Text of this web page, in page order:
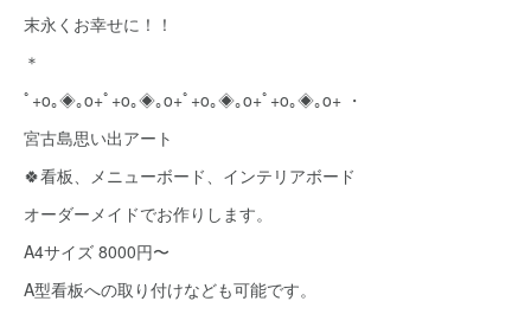
末永くお幸せに！！
＊
ﾟ+o｡◈｡o+ﾟ+o｡◈｡o+ﾟ+o｡◈｡o+ﾟ+o｡◈｡o+ ・
宮古島思い出アート
🍀看板、メニューボード、インテリアボード
オーダーメイドでお作りします。
A4サイズ 8000円〜
A型看板への取り付けなども可能です。